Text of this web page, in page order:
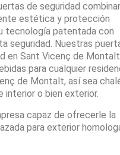
de seguridad
estética y protección
tecnología patentada con
seguridad. Nuestras
en Sant Vicenç de Montalt
para cualquier
de Montalt, así sea
interior o bien exterior.
capaz de ofrecerle la
para exterior